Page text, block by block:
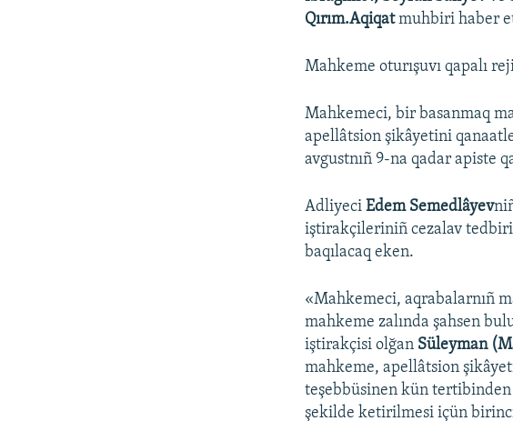
Qırım.Aqiqatmuhbiri haber
Mahkeme oturışuvı qapalı
Mahkemeci, bir basanmaq
apellâtsion şikâyetini
avgustnıñ 9-na qadar apiste
AdliyeciEdem Semedlâyev
iştirakçileriniñ cezalav
baqılacaq eken.
«Mahkemeci, aqrabalarnıñ
mahkeme zalında şahsen
iştirakçisi olğan Süleyman
mahkeme, apellâtsion
teşebbüsinen kün tertibinden
şekilde ketirilmesi içün